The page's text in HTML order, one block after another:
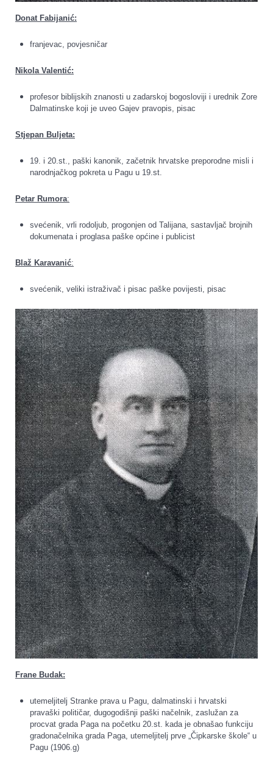
Donat Fabijanić:
franjevac, povjesničar
Nikola Valentić:
profesor biblijskih znanosti u zadarskoj bogosloviji i urednik Zore
Dalmatinske koji je uveo Gajev pravopis, pisac
Stjepan Buljeta:
19. i 20.st., paški kanonik, začetnik hrvatske preporodne misli i
narodnjačkog pokreta u Pagu u 19.st.
Petar Rumora:
svećenik, vrli rodoljub, progonjen od Talijana, sastavljač brojnih
dokumenata i proglasa paške općine i publicist
Blaž Karavanić:
svećenik, veliki istraživač i pisac paške povijesti, pisac
Frane Budak:
utemeljitelj Stranke prava u Pagu, dalmatinski i hrvatski
pravaški političar, dugogodišnji paški načelnik, zaslužan za
procvat grada Paga na početku 20.st. kada je obnašao funkciju
gradonačelnika grada Paga, utemeljitelj prve „Čipkarske škole“ u
Pagu (1906.g)